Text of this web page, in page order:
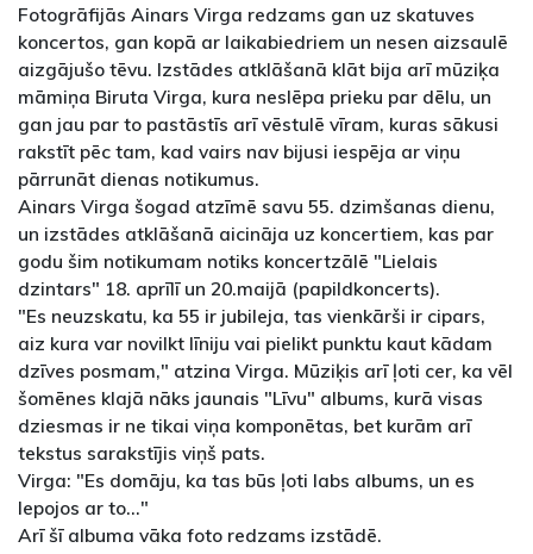
Fotogrāfijās Ainars Virga redzams gan uz skatuves
koncertos, gan kopā ar laikabiedriem un nesen aizsaulē
aizgājušo tēvu. Izstādes atklāšanā klāt bija arī mūziķa
māmiņa Biruta Virga, kura neslēpa prieku par dēlu, un
gan jau par to pastāstīs arī vēstulē vīram, kuras sākusi
rakstīt pēc tam, kad vairs nav bijusi iespēja ar viņu
pārrunāt dienas notikumus.
Ainars Virga šogad atzīmē savu 55. dzimšanas dienu,
un izstādes atklāšanā aicināja uz koncertiem, kas par
godu šim notikumam notiks koncertzālē "Lielais
dzintars" 18. aprīlī un 20.maijā (papildkoncerts).
"Es neuzskatu, ka 55 ir jubileja, tas vienkārši ir cipars,
aiz kura var novilkt līniju vai pielikt punktu kaut kādam
dzīves posmam," atzina Virga. Mūziķis arī ļoti cer, ka vēl
šomēnes klajā nāks jaunais "Līvu" albums, kurā visas
dziesmas ir ne tikai viņa komponētas, bet kurām arī
tekstus sarakstījis viņš pats.
Virga: "Es domāju, ka tas būs ļoti labs albums, un es
lepojos ar to..."
Arī šī albuma vāka foto redzams izstādē.